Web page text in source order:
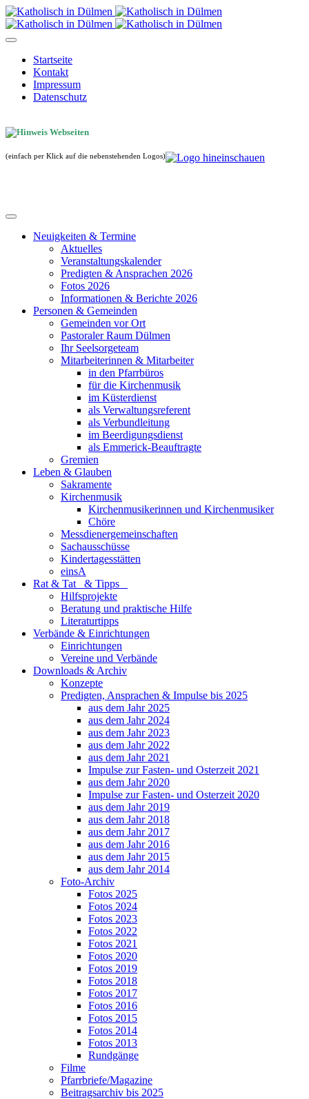
Startseite
Kontakt
Impressum
Datenschutz
(einfach per Klick auf die nebenstehenden Logos)
Neuigkeiten & Termine
Aktuelles
Veranstaltungskalender
Predigten & Ansprachen 2026
Fotos 2026
Informationen & Berichte 2026
Personen & Gemeinden
Gemeinden vor Ort
Pastoraler Raum Dülmen
Ihr Seelsorgeteam
Mitarbeiterinnen & Mitarbeiter
in den Pfarrbüros
für die Kirchenmusik
im Küsterdienst
als Verwaltungsreferent
als Verbundleitung
im Beerdigungsdienst
als Emmerick-Beauftragte
Gremien
Leben & Glauben
Sakramente
Kirchenmusik
Kirchenmusikerinnen und Kirchenmusiker
Chöre
Messdienergemeinschaften
Sachausschüsse
Kindertagesstätten
einsA
Rat & Tat & Tipps
Hilfsprojekte
Beratung und praktische Hilfe
Literaturtipps
Verbände & Einrichtungen
Einrichtungen
Vereine und Verbände
Downloads & Archiv
Konzepte
Predigten, Ansprachen & Impulse bis 2025
aus dem Jahr 2025
aus dem Jahr 2024
aus dem Jahr 2023
aus dem Jahr 2022
aus dem Jahr 2021
Impulse zur Fasten- und Osterzeit 2021
aus dem Jahr 2020
Impulse zur Fasten- und Osterzeit 2020
aus dem Jahr 2019
aus dem Jahr 2018
aus dem Jahr 2017
aus dem Jahr 2016
aus dem Jahr 2015
aus dem Jahr 2014
Foto-Archiv
Fotos 2025
Fotos 2024
Fotos 2023
Fotos 2022
Fotos 2021
Fotos 2020
Fotos 2019
Fotos 2018
Fotos 2017
Fotos 2016
Fotos 2015
Fotos 2014
Fotos 2013
Rundgänge
Filme
Pfarrbriefe/Magazine
Beitragsarchiv bis 2025